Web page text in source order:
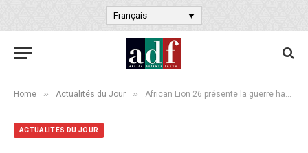
Français
Home » Actualités du Jour » African Lion 26 présente la guerre haute technologie du futur
ACTUALITÉS DU JOUR